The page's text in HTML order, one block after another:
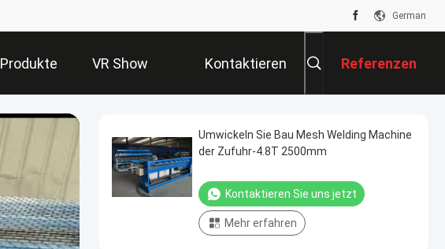
German
Produkte VR Show Kontaktieren
Sie Uns
Referenzen
Umwickeln Sie Bau Mesh Welding Machine
der Zufuhr-4.8T 2500mm
Kontaktieren Sie uns jetzt
Mehr erfahren